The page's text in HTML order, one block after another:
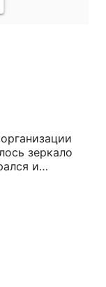
зеркало
и
и в
Цена